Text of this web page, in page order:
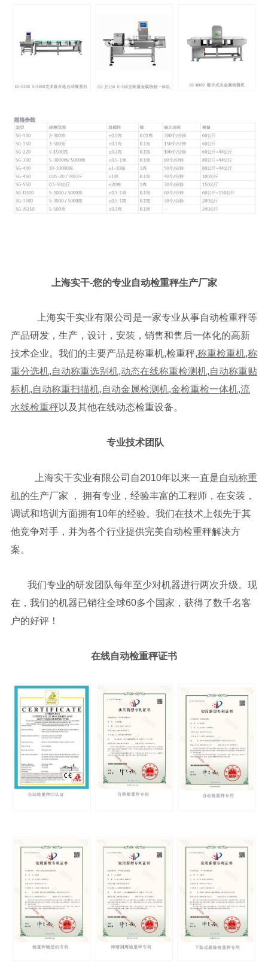
上海实干-您的专业自动检重秤生产厂家
上海实干实业有限公司是一家专业从事自动检重秤等
产品研发，生产，设计，安装，销售和售后一体化的高新
技术企业。我们的主要产品是称重机,检重秤,称重检重机,称
重分选机,自动称重选别机,动态在线称重检测机,自动称重贴
标机,自动称重扫描机,自动金属检测机,金检重检一体机,流
水线检重秤以及其他在线动态检重设备。
专业技术团队
上海实干实业有限公司自2010年以来一直是自动称重
机的生产厂家 ， 拥有专业，经验丰富的工程师，在安装，
调试和培训方面拥有10年的经验。我们在技术上领先于其
他竞争对手，并为各个行业提供完美自动检重秤解决方
案。
我们专业的研发团队每年至少对机器进行两次升级。现
在，我们的机器已销往全球60多个国家，获得了数千名客
户的好评！
在线自动检重秤证书